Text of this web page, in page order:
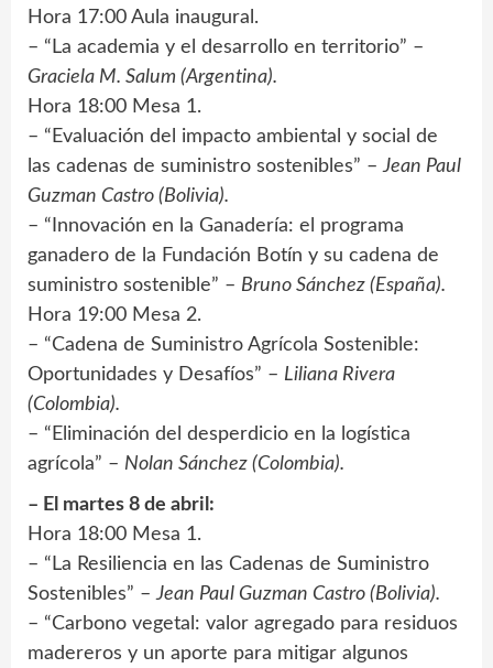
Hora 17:00 Aula inaugural.
– “La academia y el desarrollo en territorio” –
Graciela M. Salum (Argentina).
Hora 18:00 Mesa 1.
– “Evaluación del impacto ambiental y social de
las cadenas de suministro sostenibles” –Jean Paul
Guzman Castro (Bolivia).
– “Innovación en la Ganadería: el programa
ganadero de la Fundación Botín y su cadena de
suministro sostenible” – Bruno Sánchez (España).
Hora 19:00 Mesa 2.
– “Cadena de Suministro Agrícola Sostenible:
Oportunidades y Desafíos” – Liliana Rivera
(Colombia).
– “Eliminación del desperdicio en la logística
agrícola” – Nolan Sánchez (Colombia).
– El martes 8 de abril:
Hora 18:00 Mesa 1.
– “La Resiliencia en las Cadenas de Suministro
Sostenibles” –Jean Paul Guzman Castro (Bolivia).
– “Carbono vegetal: valor agregado para residuos
madereros y un aporte para mitigar algunos